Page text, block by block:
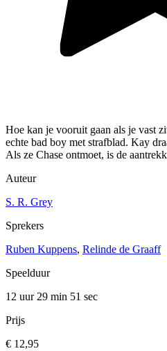
Hoe kan je vooruit gaan als je vast
echte bad boy met strafblad. Kay
Als ze Chase ontmoet, is de
Auteur
S. R. Grey
Sprekers
Ruben Kuppens, Relinde de Graaff
Speelduur
12 uur 29 min 51 sec
Prijs
€ 12,95